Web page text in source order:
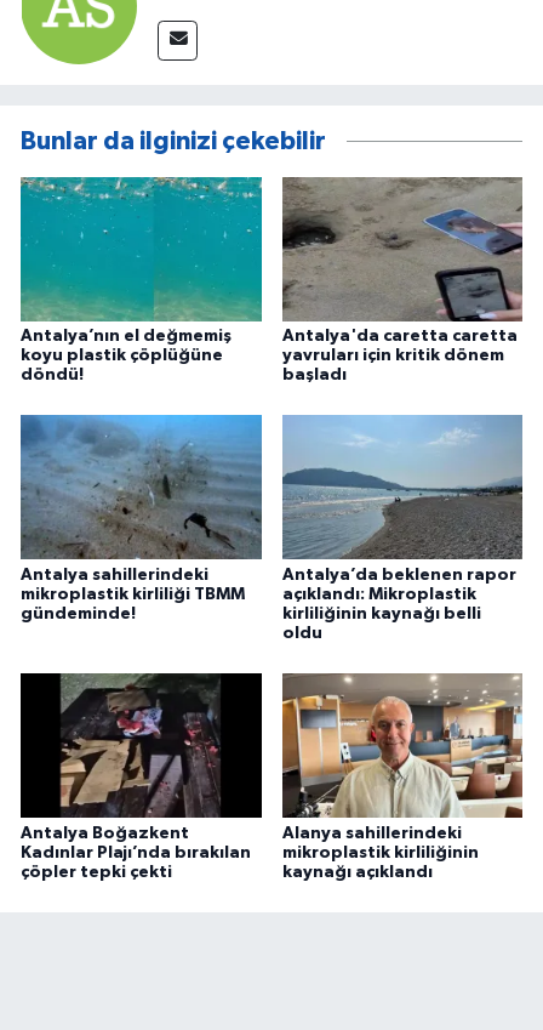
Bunlar da ilginizi çekebilir
Antalya’nın el değmemiş
koyu plastik çöplüğüne
döndü!
Antalya'da caretta caretta
yavruları için kritik dönem
başladı
Antalya sahillerindeki
mikroplastik kirliliği TBMM
gündeminde!
Antalya’da beklenen rapor
açıklandı: Mikroplastik
kirliliğinin kaynağı belli
oldu
Antalya Boğazkent
Kadınlar Plajı’nda bırakılan
çöpler tepki çekti
Alanya sahillerindeki
mikroplastik kirliliğinin
kaynağı açıklandı